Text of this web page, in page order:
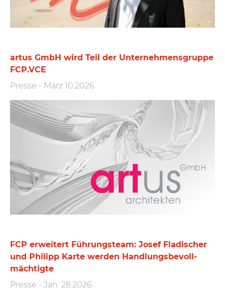
artus GmbH wird Teil der Unternehmensgruppe
FCP.VCE
Presse - März 10.2026
FCP erweitert Führungs­team: Josef Fladischer
und Philipp Karte werden Handlungs­bevoll­
mächtigte
Presse - Jan. 28.2026